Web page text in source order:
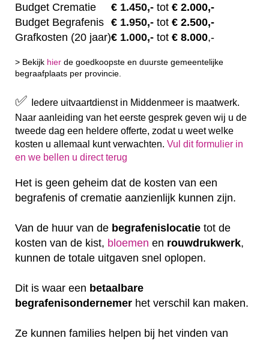
Budget Crematie
€ 1.450,- tot € 2.000,-
Budget Begrafenis € 1.950,- tot € 2.500,-
Grafkosten (20 jaar)€ 1.000,- tot € 8.000,-
> Bekijk hier de goedkoopste en duurste gemeentelijke
begraafplaats per provincie.
✅
Iedere uitvaartdienst in Middenmeer is maatwerk.
Naar aanleiding van het eerste gesprek geven wij u de
tweede dag een heldere offerte, zodat u weet welke
kosten u allemaal kunt verwachten. Vul dit formulier in
en we bellen u direct terug
Het is geen geheim dat de kosten van een
begrafenis of crematie aanzienlijk kunnen zijn.
Van de huur van de begrafenislocatie tot de
kosten van de kist, bloemen en rouwdrukwerk,
kunnen de totale uitgaven snel oplopen.
Dit is waar een betaalbare
begrafenisondernemer het verschil kan maken.
Ze kunnen families helpen bij het vinden van